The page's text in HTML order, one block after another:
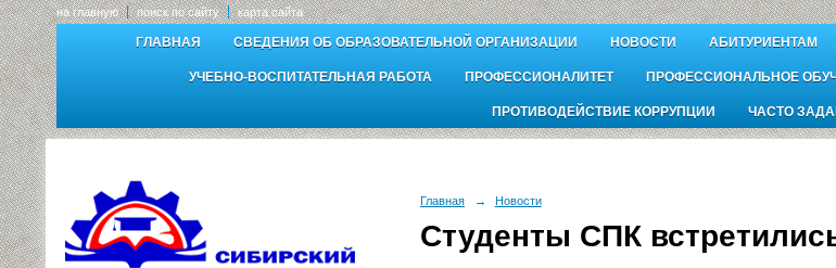
на главную поиск по сайту карта сайта
ГЛАВНАЯ СВЕДЕНИЯ ОБ ОБРАЗОВАТЕЛЬНОЙ ОРГАНИЗАЦИИ НОВОСТИ АБИТУРИЕНТАМ
УЧЕБНО-ВОСПИТАТЕЛЬНАЯ РАБОТА ПРОФЕССИОНАЛИТЕТ ПРОФЕССИОНАЛЬНОЕ
ПРОТИВОДЕЙСТВИЕ КОРРУПЦИИ ЧАСТО
Главная → Новости
Студенты СПК